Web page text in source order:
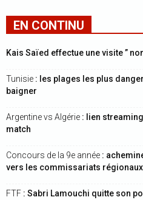
EN CONTINU
Kais Saïed effectue une visite ”
Tunisie : les plages les plus
baigner
Argentine vs Algérie : lien
match
Concours de la 9e année :
vers les commissariats régionaux
FTF : Sabri Lamouchi quitte son